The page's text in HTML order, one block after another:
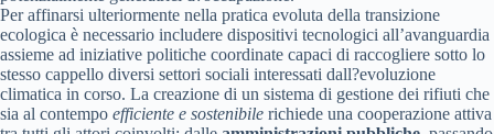
Per affinarsi ulteriormente nella pratica evoluta della transizione
ecologica è necessario includere dispositivi tecnologici all’avanguardia
assieme ad iniziative politiche coordinate capaci di raccogliere sotto lo
stesso cappello diversi settori sociali interessati dall?evoluzione
climatica in corso. La creazione di un sistema di gestione dei rifiuti che
sia al contempo efficiente e sostenibile richiede una cooperazione attiva